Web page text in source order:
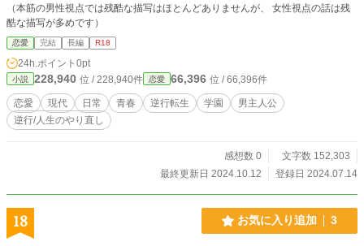
（本筋の男性視点では残酷な描写はほとんどありませんが、 女性視点の話は残
酷な描写が多めです）
恋愛 完結 長編 R18
24h.ポイント 0pt
小説 228,940 位 / 228,940件 恋愛 66,396 位 / 66,396件
恋愛 現代 日常 青春 逆行転生 学園
男主人公
逆行/人生のやり直し
感想数 0
文字数 152,303
最終更新日 2024.10.12
登録日 2024.07.14
18 お気に入り追加 3